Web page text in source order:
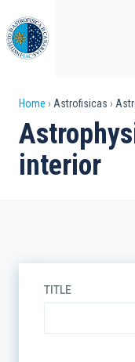
to
main
content
Breadcrumb
Home Astrofisicas
interior
TITLE